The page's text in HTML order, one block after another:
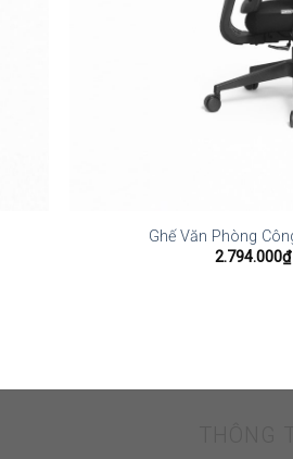
Ghế Văn Phòng
2.794.000₫